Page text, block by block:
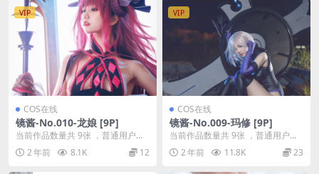
VIP
COS在线
镜酱-No.010-龙娘 [9P]
当前作品数量共 9张 ，普通用户免
费查看前三张；会员全站免费看：
解锁会员权限镜酱...
2 年前 8.1K 12
VIP
COS在线
镜酱-No.009-玛修 [9P]
当前作品数量共 9张 ，普通用户免
费查看前三张；会员全站免费看：
解锁会员权限镜酱...
2 年前 11.8K 23